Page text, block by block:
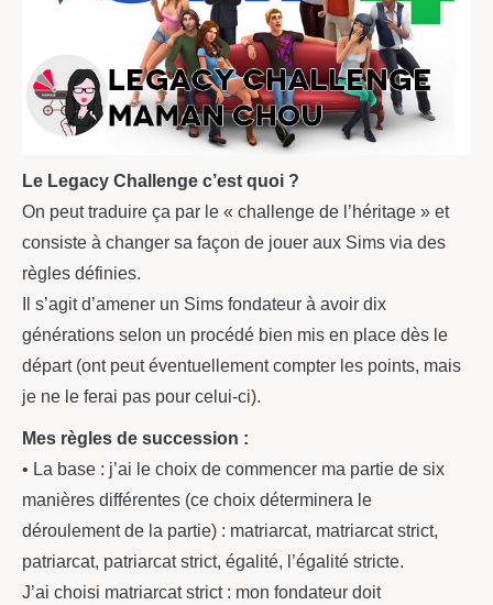
Le Legacy Challenge c’est quoi ?
On peut traduire ça par le « challenge de l’héritage » et
consiste à changer sa façon de jouer aux Sims via des
règles définies.
Il s’agit d’amener un Sims fondateur à avoir dix
générations selon un procédé bien mis en place dès le
départ (ont peut éventuellement compter les points, mais
je ne le ferai pas pour celui-ci).
Mes règles de succession :
• La base : j’ai le choix de commencer ma partie de six
manières différentes (ce choix déterminera le
déroulement de la partie) : matriarcat, matriarcat strict,
patriarcat, patriarcat strict, égalité, l’égalité stricte.
J’ai choisi matriarcat strict : mon fondateur doit